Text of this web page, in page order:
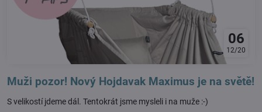
06
12/20
Muži pozor! Nový Hojdavak Maximus je na světě!
S velikostí jdeme dál. Tentokrát jsme mysleli i na muže :-)